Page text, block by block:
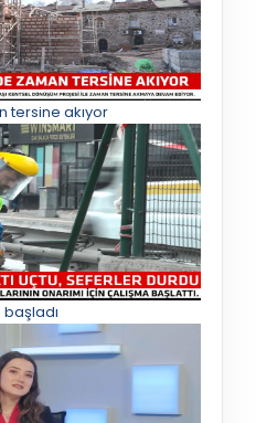
tersine akıyor